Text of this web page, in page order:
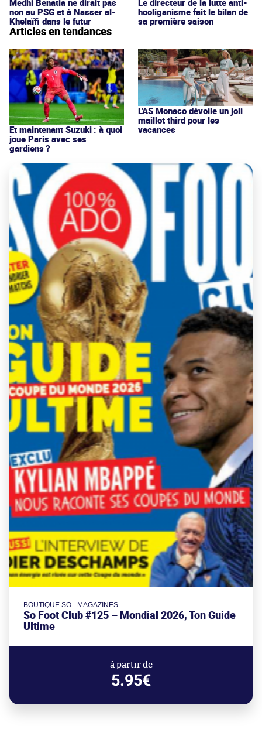
non au PSG et à Nasser al-
Khelaïfi dans le futur
hooliganisme fait le bilan de
sa première saison
Articles en tendances
Et maintenant Suzuki : à quoi
joue Paris avec ses
gardiens ?
L'AS Monaco dévoile un joli
maillot third pour les
vacances
BOUTIQUE SO - MAGAZINES
So Foot Club #125 – Mondial 2026, Ton Guide
Ultime
à partir de
5.95€